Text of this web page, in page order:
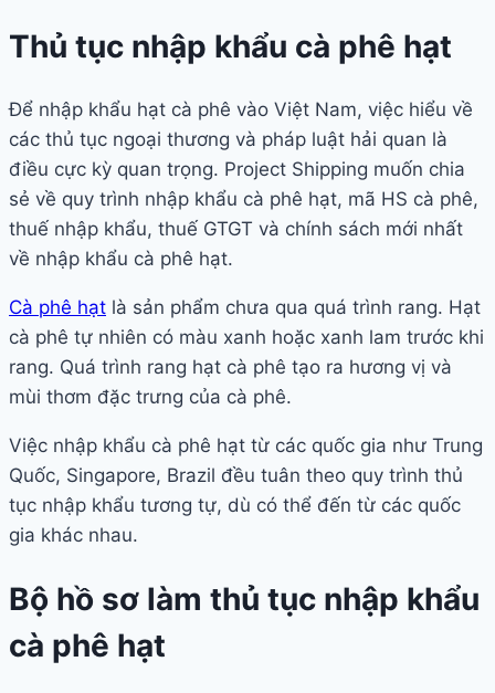
Thủ tục nhập khẩu cà phê hạt
Để nhập khẩu hạt cà phê vào Việt Nam, việc hiểu về
các thủ tục ngoại thương và pháp luật hải quan là
điều cực kỳ quan trọng. Project Shipping muốn chia
sẻ về quy trình nhập khẩu cà phê hạt, mã HS cà phê,
thuế nhập khẩu, thuế GTGT và chính sách mới nhất
về nhập khẩu cà phê hạt.
Cà phê hạt là sản phẩm chưa qua quá trình rang. Hạt
cà phê tự nhiên có màu xanh hoặc xanh lam trước khi
rang. Quá trình rang hạt cà phê tạo ra hương vị và
mùi thơm đặc trưng của cà phê.
Việc nhập khẩu cà phê hạt từ các quốc gia như Trung
Quốc, Singapore, Brazil đều tuân theo quy trình thủ
tục nhập khẩu tương tự, dù có thể đến từ các quốc
gia khác nhau.
Bộ hồ sơ làm thủ tục nhập khẩu
cà phê hạt